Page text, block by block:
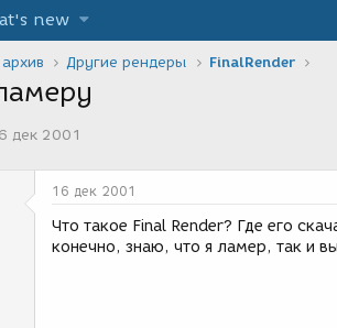
new
Другие рендеры FinalRender
дек 2001
16 дек 2001
Что такое Final Render? Где его
конечно, знаю, что я ламер, так и